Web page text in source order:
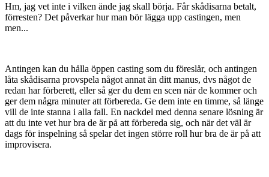
Hm, jag vet inte i vilken ände jag skall börja. Får skådisarna betalt,
förresten? Det påverkar hur man bör lägga upp castingen, men
men...
Antingen kan du hålla öppen casting som du föreslår, och antingen
låta skådisarna provspela något annat än ditt manus, dvs något de
redan har förberett, eller så ger du dem en scen när de kommer och
ger dem några minuter att förbereda. Ge dem inte en timme, så länge
vill de inte stanna i alla fall. En nackdel med denna senare lösning är
att du inte vet hur bra de är på att förbereda sig, och när det väl är
dags för inspelning så spelar det ingen större roll hur bra de är på att
improvisera.